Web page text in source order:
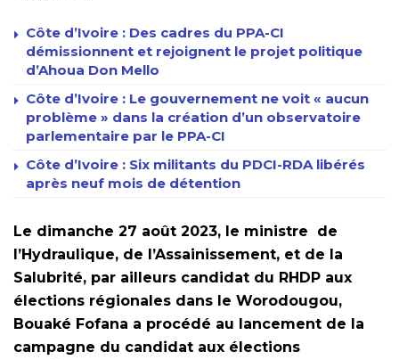
Côte d’Ivoire : Des cadres du PPA-CI
démissionnent et rejoignent le projet politique
d’Ahoua Don Mello
Côte d’Ivoire : Le gouvernement ne voit « aucun
problème » dans la création d’un observatoire
parlementaire par le PPA-CI
Côte d’Ivoire : Six militants du PDCI-RDA libérés
après neuf mois de détention
Le dimanche 27 août 2023, le ministre de
l’Hydraulique, de l’Assainissement, et de la
Salubrité, par ailleurs candidat du RHDP aux
élections régionales dans le Worodougou,
Bouaké Fofana a procédé au lancement de la
campagne du candidat aux élections